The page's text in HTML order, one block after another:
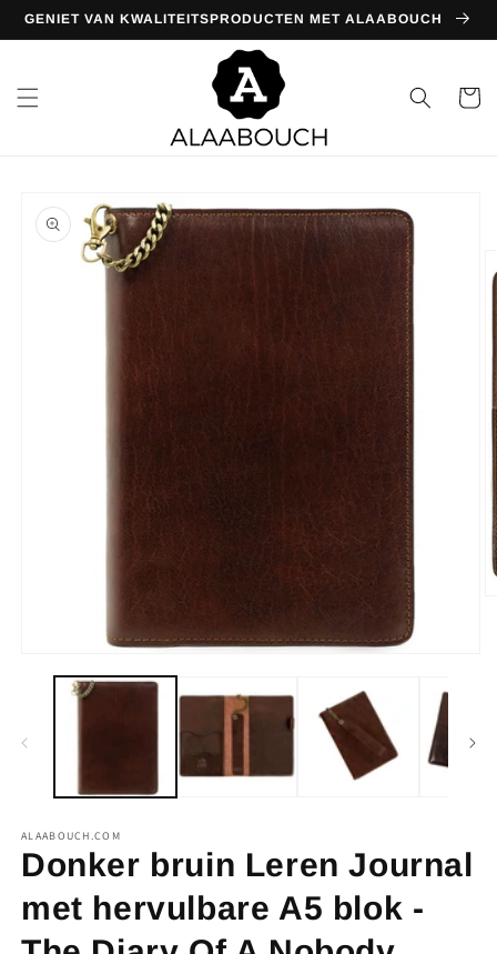
naar de
content
GENIET VAN KWALITEITSPRODUCTEN MET ALAABOUCH
direct naar
ALAABOUCH.COM
Donker bruin Leren Journal
met hervulbare A5 blok -